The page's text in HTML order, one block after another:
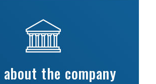
about the company